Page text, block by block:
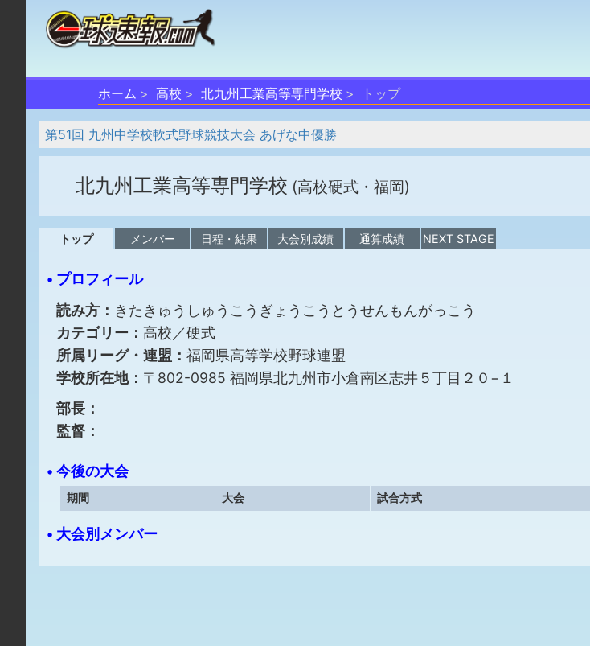
ホーム 高校 北九州工業高等専門学校 トップ
第51回 九州中学校軟式野球競技大会 あげな中優勝
北九州工業高等専門学校 (高校硬式・福岡)
トップ メンバー 日程・結果 大会別成績 通算成績 NEXT STAGE
• プロフィール
読み方： きたきゅうしゅうこうぎょうこうとうせんもんがっこう
カテゴリー： 高校／硬式
所属リーグ・連盟： 福岡県高等学校野球連盟
学校所在地： 〒802-0985 福岡県北九州市小倉南区志井５丁目２０−１
部長：
監督：
• 今後の大会
期間 大会 試合方式
• 大会別メンバー